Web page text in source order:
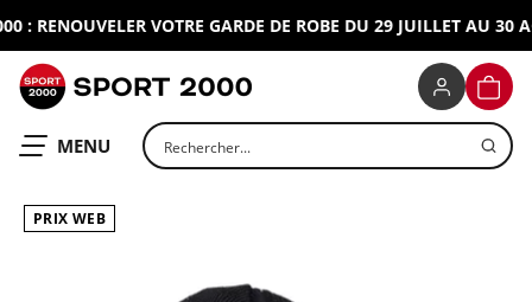
: RENOUVELER VOTRE GARDE DE ROBE DU 29 JUILLET AU 30
OUVRIR LE
MENU Rechercher un produit
PRIX WEB